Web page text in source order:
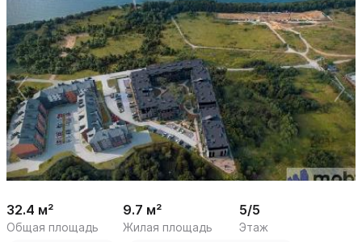
1
/
8
32.4 м²
Общая площадь
9.7 м²
Жилая площадь
5/5
Этаж